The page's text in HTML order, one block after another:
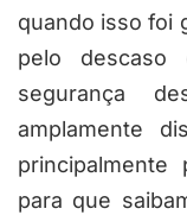
quando isso foi
pelo descaso
segurança
amplamente
principalmente
para que